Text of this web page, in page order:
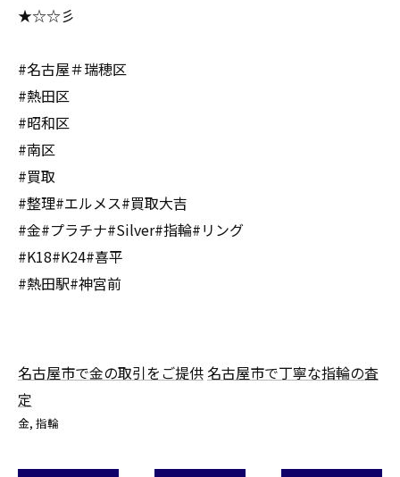
★☆☆彡
#名古屋＃瑞穂区
#熱田区
#昭和区
#南区
#買取
#整理#エルメス#買取大吉
#金#プラチナ#Silver#指輪#リング
#K18#K24#喜平
#熱田駅#神宮前
名古屋市で金の取引をご提供 名古屋市で丁寧な指輪の査
定
金 指輪